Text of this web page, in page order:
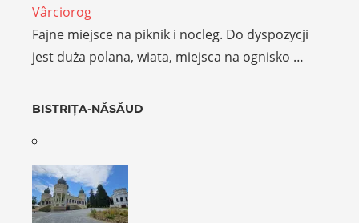
Vârciorog
Fajne miejsce na piknik i nocleg. Do dyspozycji
jest duża polana, wiata, miejsca na ognisko …
BISTRIȚA-NĂSĂUD